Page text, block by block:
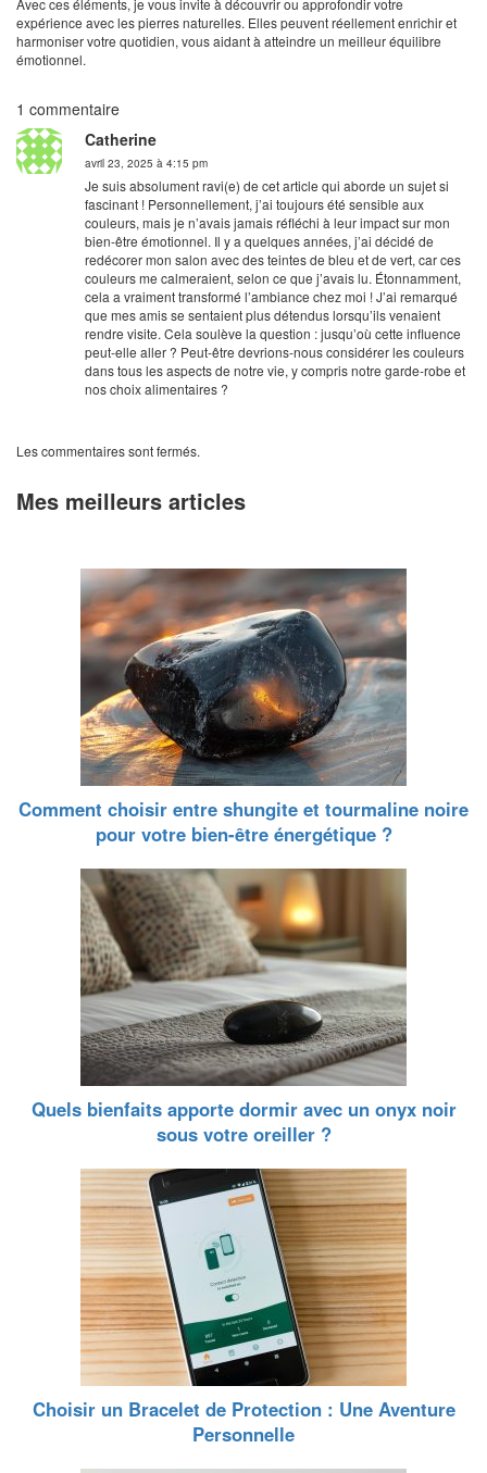
Avec ces éléments, je vous invite à découvrir ou approfondir votre
expérience avec les pierres naturelles. Elles peuvent réellement enrichir et
harmoniser votre quotidien, vous aidant à atteindre un meilleur équilibre
émotionnel.
1 commentaire
Catherine
avril 23, 2025 à 4:15 pm
Je suis absolument ravi(e) de cet article qui aborde un sujet si
fascinant ! Personnellement, j’ai toujours été sensible aux
couleurs, mais je n’avais jamais réfléchi à leur impact sur mon
bien-être émotionnel. Il y a quelques années, j’ai décidé de
redécorer mon salon avec des teintes de bleu et de vert, car ces
couleurs me calmeraient, selon ce que j’avais lu. Étonnamment,
cela a vraiment transformé l’ambiance chez moi ! J’ai remarqué
que mes amis se sentaient plus détendus lorsqu’ils venaient
rendre visite. Cela soulève la question : jusqu’où cette influence
peut-elle aller ? Peut-être devrions-nous considérer les couleurs
dans tous les aspects de notre vie, y compris notre garde-robe et
nos choix alimentaires ?
Les commentaires sont fermés.
Mes meilleurs articles
Comment choisir entre shungite et tourmaline noire
pour votre bien-être énergétique ?
Quels bienfaits apporte dormir avec un onyx noir
sous votre oreiller ?
Choisir un Bracelet de Protection : Une Aventure
Personnelle